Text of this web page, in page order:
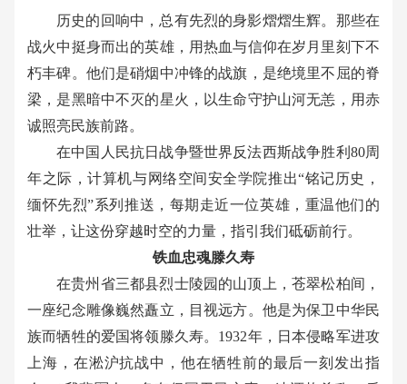
历史的回响中，总有先烈的身影熠熠生辉。那些在
战火中挺身而出的英雄，用热血与信仰在岁月里刻下不
朽丰碑。他们是硝烟中冲锋的战旗，是绝境里不屈的脊
梁，是黑暗中不灭的星火，以生命守护山河无恙，用赤
诚照亮民族前路。
在中国人民抗日战争暨世界反法西斯战争胜利80周
年之际，计算机与网络空间安全学院推出“铭记历史，
缅怀先烈”系列推送，每期走近一位英雄，重温他们的
壮举，让这份穿越时空的力量，指引我们砥砺前行。
铁血忠魂滕久寿
在贵州省三都县烈士陵园的山顶上，苍翠松柏间，
一座纪念雕像巍然矗立，目视远方。他是为保卫中华民
族而牺牲的爱国将领滕久寿。1932年，日本侵略军进攻
上海，在淞沪抗战中，他在牺牲前的最后一刻发出指